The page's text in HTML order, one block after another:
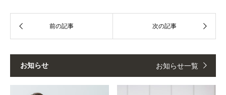
お知らせ お知らせ一覧